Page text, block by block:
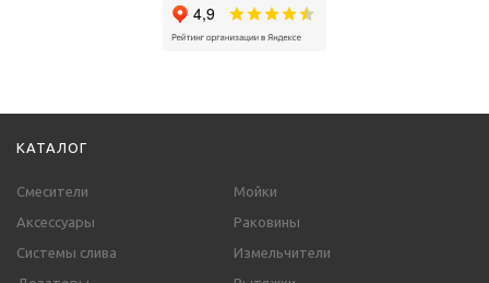
КАТАЛОГ
Смесители
Мойки
Аксессуары
Раковины
Системы слива
Измельчители